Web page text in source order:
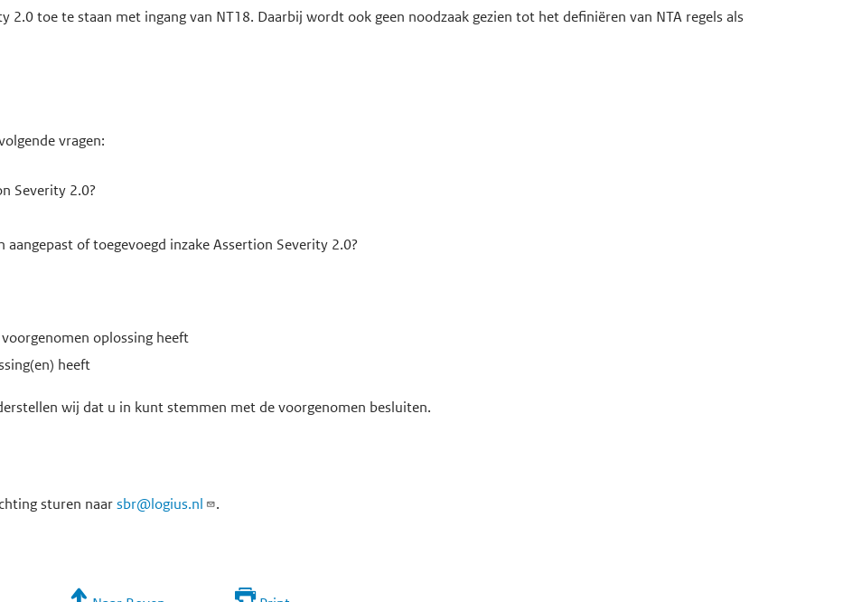
2.0 toe te staan met ingang van NT18. Daarbij wordt ook geen noodzaak gezien tot het definiëren van NTA regels als
vragen:
Severity 2.0?
of toegevoegd inzake Assertion Severity 2.0?
oplossing heeft
heeft
wij dat u in kunt stemmen met de voorgenomen besluiten.
sturen naarsbr@logius.nl .